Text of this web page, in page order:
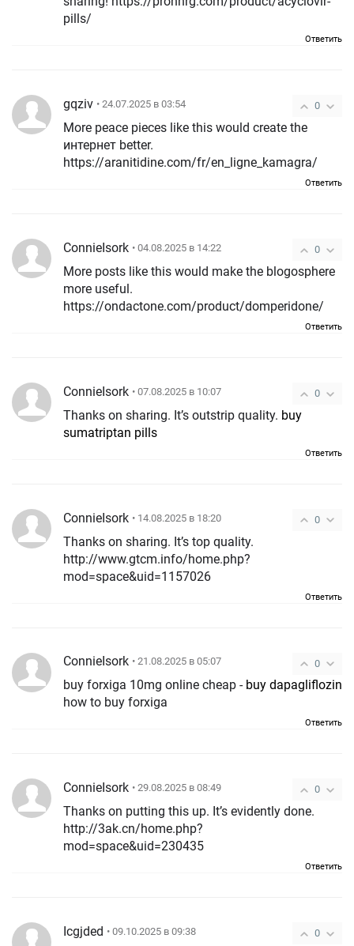
pills/
Ответить
0
gqziv • 24.07.2025 в 03:54
More peace pieces like this would create the
интернет better.
https://aranitidine.com/fr/en_ligne_kamagra/
Ответить
0
ConnieIsork • 04.08.2025 в 14:22
More posts like this would make the blogosphere
more useful.
https://ondactone.com/product/domperidone/
Ответить
0
ConnieIsork • 07.08.2025 в 10:07
Thanks on sharing. It’s outstrip quality. buy
sumatriptan pills
Ответить
0
ConnieIsork • 14.08.2025 в 18:20
Thanks on sharing. It’s top quality.
http://www.gtcm.info/home.php?
mod=space&uid=1157026
Ответить
0
ConnieIsork • 21.08.2025 в 05:07
buy forxiga 10mg online cheap - buy dapagliflozin
how to buy forxiga
Ответить
0
ConnieIsork • 29.08.2025 в 08:49
Thanks on putting this up. It’s evidently done.
http://3ak.cn/home.php?
mod=space&uid=230435
Ответить
0
Icgjded • 09.10.2025 в 09:38